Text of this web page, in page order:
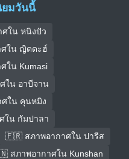
ยมวันนี้
ใน หนิงปัว
ใน ญิดดะฮ์
น Kumasi
น อาบีจาน
ใน คุนหมิง
น กัมปาลา
🇫🇷 สภาพอากาศใน ปารีส
สภาพอากาศใน Kunshan